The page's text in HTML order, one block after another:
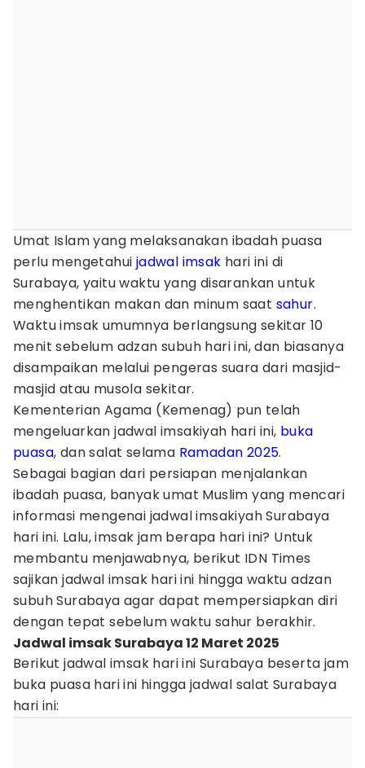
Umat Islam yang melaksanakan ibadah puasa
perlu mengetahui jadwal imsak hari ini di
Surabaya, yaitu waktu yang disarankan untuk
menghentikan makan dan minum saat sahur.
Waktu imsak umumnya berlangsung sekitar 10
menit sebelum adzan subuh hari ini, dan biasanya
disampaikan melalui pengeras suara dari masjid-
masjid atau musola sekitar.
Kementerian Agama (Kemenag) pun telah
mengeluarkan jadwal imsakiyah hari ini, buka
puasa, dan salat selama Ramadan 2025.
Sebagai bagian dari persiapan menjalankan
ibadah puasa, banyak umat Muslim yang mencari
informasi mengenai jadwal imsakiyah Surabaya
hari ini. Lalu, imsak jam berapa hari ini? Untuk
membantu menjawabnya, berikut IDN Times
sajikan jadwal imsak hari ini hingga waktu adzan
subuh Surabaya agar dapat mempersiapkan diri
dengan tepat sebelum waktu sahur berakhir.
Jadwal imsak Surabaya 12 Maret 2025
Berikut jadwal imsak hari ini Surabaya beserta jam
buka puasa hari ini hingga jadwal salat Surabaya
hari ini: